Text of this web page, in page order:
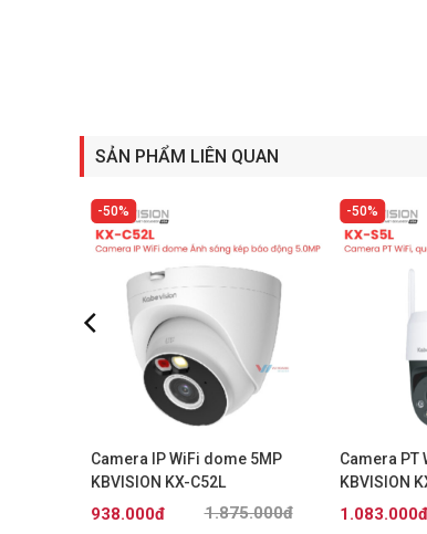
SẢN PHẨM LIÊN QUAN
50%
Camera IP WiFi dome 5MP
KBVISION KX-C52L
1.875.000đ
938.000đ
50%
Camera PT
KBVISION
1.083.000đ